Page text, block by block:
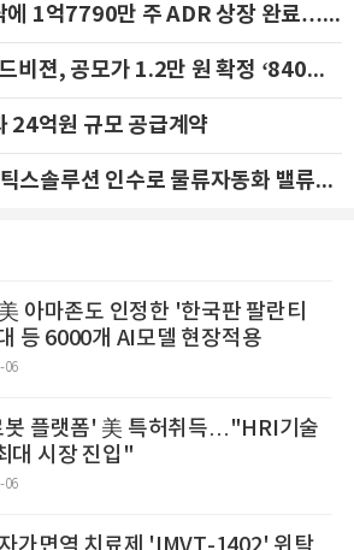
SK하이닉스, 나스닥에 1억7790만 주 ADR 상장 완료…29일 국내 추가 상장
자율주행 AI 스트라드비젼, 공모가 1.2만 원 확정 ‘840억 수혈’
24억원 규모 공급계약
클로봇, 두산로지스틱스솔루션 인수로 물류자동화 밸류체인 확장 추진 - IBK투자증권
아마존도 인정한 '한국판 팔란티
등 6000개 AI모델 현장적용
06
봇 플랫폼' 美 특허취득…"HRI기술
대 시장 진입"
06